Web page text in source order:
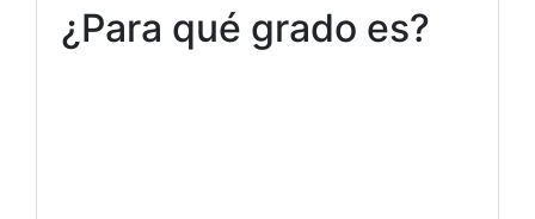
¿Para qué grado es?